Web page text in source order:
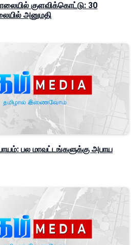
குளவிக்கொட்டு: 30
அனுமதி
பல மாவட்டங்களுக்கு அபாய